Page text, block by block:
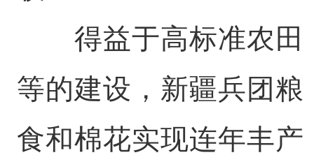
得益于高标准农田
等的建设，新疆兵团粮
食和棉花实现连年丰产